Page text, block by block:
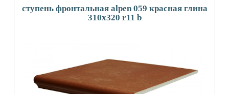
ступень фронтальная alpen 059 красная глина
310x320 r11 b